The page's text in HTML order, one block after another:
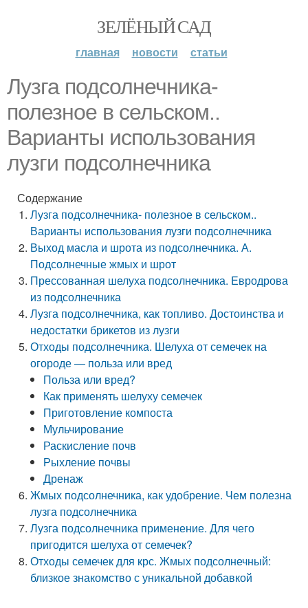
ЗЕЛЁНЫЙ САД
главная новости статьи
Лузга подсолнечника-
полезное в сельском..
Варианты использования
лузги подсолнечника
Содержание
Лузга подсолнечника- полезное в сельском..
Варианты использования лузги подсолнечника
Выход масла и шрота из подсолнечника. А.
Подсолнечные жмых и шрот
Прессованная шелуха подсолнечника. Евродрова
из подсолнечника
Лузга подсолнечника, как топливо. Достоинства и
недостатки брикетов из лузги
Отходы подсолнечника. Шелуха от семечек на
огороде — польза или вред
Польза или вред?
Как применять шелуху семечек
Приготовление компоста
Мульчирование
Раскисление почв
Рыхление почвы
Дренаж
Жмых подсолнечника, как удобрение. Чем полезна
лузга подсолнечника
Лузга подсолнечника применение. Для чего
пригодится шелуха от семечек?
Отходы семечек для крс. Жмых подсолнечный:
близкое знакомство с уникальной добавкой